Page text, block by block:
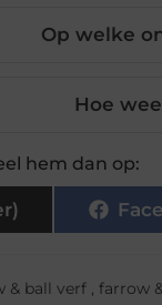
Op welke
Hoe
hem dan op:
& ball verf, farrow